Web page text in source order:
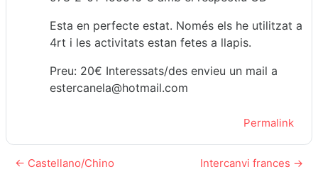
Esta en perfecte estat. Només els he utilitzat a
4rt i les activitats estan fetes a llapis.
Preu: 20€ Interessats/des envieu un mail a
estercanela@hotmail.com
Permalink
← Castellano/Chino Intercanvi frances →